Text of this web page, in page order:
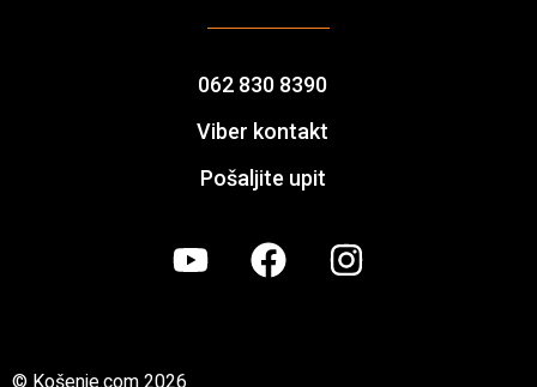
062 830 8390
Viber kontakt
Pošaljite upit
© Košenje.com 2026